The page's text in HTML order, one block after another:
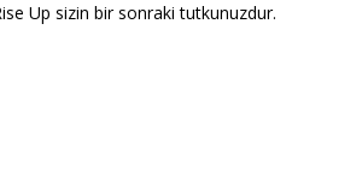
Up sizin bir sonraki tutkunuzdur.